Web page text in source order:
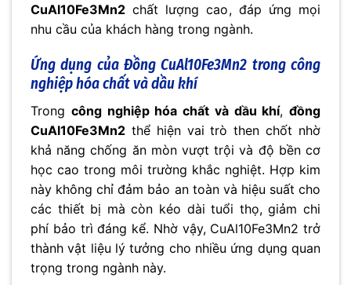
CuAl10Fe3Mn2 chất lượng cao, đáp ứng mọi
nhu cầu của khách hàng trong ngành.
Ứng dụng của Đồng CuAl10Fe3Mn2 trong công
nghiệp hóa chất và dầu khí
Trong công nghiệp hóa chất và dầu khí, đồng
CuAl10Fe3Mn2 thể hiện vai trò then chốt nhờ
khả năng chống ăn mòn vượt trội và độ bền cơ
học cao trong môi trường khắc nghiệt. Hợp kim
này không chỉ đảm bảo an toàn và hiệu suất cho
các thiết bị mà còn kéo dài tuổi thọ, giảm chi
phí bảo trì đáng kể. Nhờ vậy, CuAl10Fe3Mn2 trở
thành vật liệu lý tưởng cho nhiều ứng dụng quan
trọng trong ngành này.